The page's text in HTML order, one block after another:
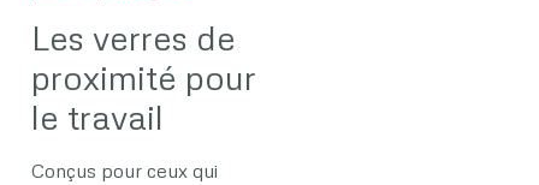
Les verres de
proximité pour
le travail
Conçus pour ceux qui